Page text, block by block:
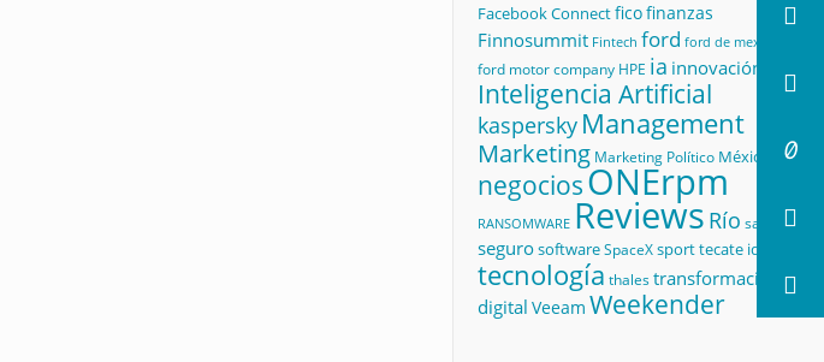
Facebook Connectficofinanzas
Finnosummit Fintech ford ford de mexico
ford motor company HPE ia innovación
Inteligencia Artificial
kaspersky Management
Marketing Marketing Político México
negociosONErpm
RANSOMWARE Reviews Río salud
segurosoftwareSpaceXsporttecate id
tecnología thalestransformación
digital Veeam Weekender